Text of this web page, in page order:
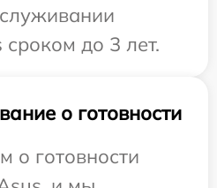
сроком до 3 лет.
о готовности
готовности